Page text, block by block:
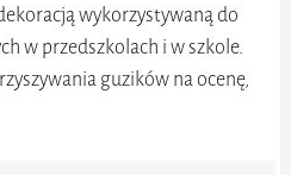
wykorzystywaną do
w przedszkolach i w szkole.
guzików na ocenę,